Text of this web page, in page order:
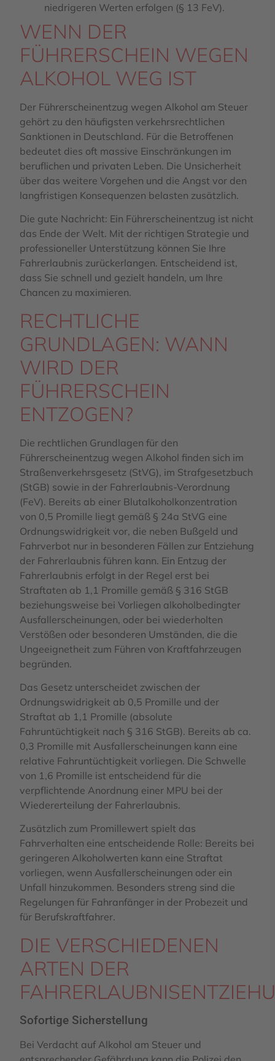
niedrigeren Werten erfolgen (§ 13 FeV).
WENN DER
FÜHRERSCHEIN WEGEN
ALKOHOL WEG IST
Der Führerscheinentzug wegen Alkohol am Steuer
gehört zu den häufigsten verkehrsrechtlichen
Sanktionen in Deutschland. Für die Betroffenen
bedeutet dies oft massive Einschränkungen im
beruflichen und privaten Leben. Die Unsicherheit
über das weitere Vorgehen und die Angst vor den
langfristigen Konsequenzen belasten zusätzlich.
Die gute Nachricht: Ein Führerscheinentzug ist nicht
das Ende der Welt. Mit der richtigen Strategie und
professioneller Unterstützung können Sie Ihre
Fahrerlaubnis zurückerlangen. Entscheidend ist,
dass Sie schnell und gezielt handeln, um Ihre
Chancen zu maximieren.
RECHTLICHE
GRUNDLAGEN: WANN
WIRD DER
FÜHRERSCHEIN
ENTZOGEN?
Die rechtlichen Grundlagen für den
Führerscheinentzug wegen Alkohol finden sich im
Straßenverkehrsgesetz (StVG), im Strafgesetzbuch
(StGB) sowie in der Fahrerlaubnis-Verordnung
(FeV). Bereits ab einer Blutalkoholkonzentration
von 0,5 Promille liegt gemäß § 24a StVG eine
Ordnungswidrigkeit vor, die neben Bußgeld und
Fahrverbot nur in besonderen Fällen zur Entziehung
der Fahrerlaubnis führen kann. Ein Entzug der
Fahrerlaubnis erfolgt in der Regel erst bei
Straftaten ab 1,1 Promille gemäß § 316 StGB
beziehungsweise bei Vorliegen alkoholbedingter
Ausfallerscheinungen, oder bei wiederholten
Verstößen oder besonderen Umständen, die die
Ungeeignetheit zum Führen von Kraftfahrzeugen
begründen.
Das Gesetz unterscheidet zwischen der
Ordnungswidrigkeit ab 0,5 Promille und der
Straftat ab 1,1 Promille (absolute
Fahruntüchtigkeit nach § 316 StGB). Bereits ab ca.
0,3 Promille mit Ausfallerscheinungen kann eine
relative Fahruntüchtigkeit vorliegen. Die Schwelle
von 1,6 Promille ist entscheidend für die
verpflichtende Anordnung einer MPU bei der
Wiedererteilung der Fahrerlaubnis.
Zusätzlich zum Promillewert spielt das
Fahrverhalten eine entscheidende Rolle: Bereits bei
geringeren Alkoholwerten kann eine Straftat
vorliegen, wenn Ausfallerscheinungen oder ein
Unfall hinzukommen. Besonders streng sind die
Regelungen für Fahranfänger in der Probezeit und
für Berufskraftfahrer.
DIE VERSCHIEDENEN
ARTEN DER
Sofortige Sicherstellung
Bei Verdacht auf Alkohol am Steuer und